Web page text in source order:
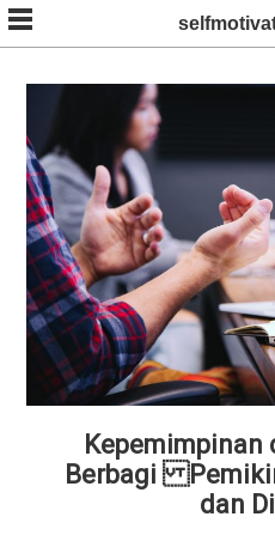
Skip
to
content
Kepemimpinan
Berbagi
dan